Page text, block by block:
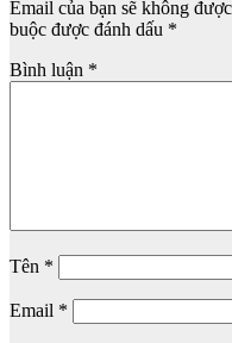
Email của bạn sẽ không
buộc được đánh dấu *
Bình luận *
Tên *
Email *